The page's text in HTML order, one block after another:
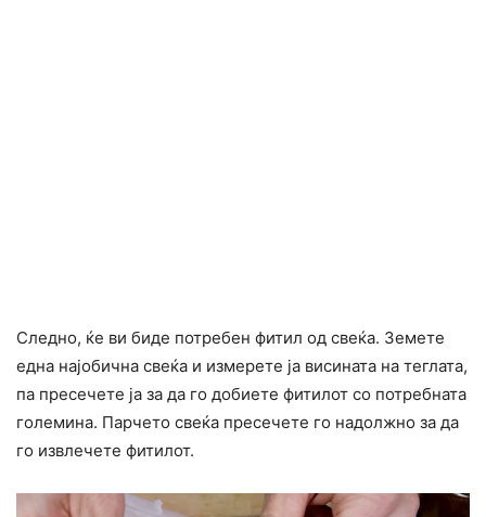
Следно, ќе ви биде потребен фитил од свеќа. Земете
една најобична свеќа и измерете ја висината на теглата,
па пресечете ја за да го добиете фитилот со потребната
големина. Парчето свеќа пресечете го надолжно за да
го извлечете фитилот.